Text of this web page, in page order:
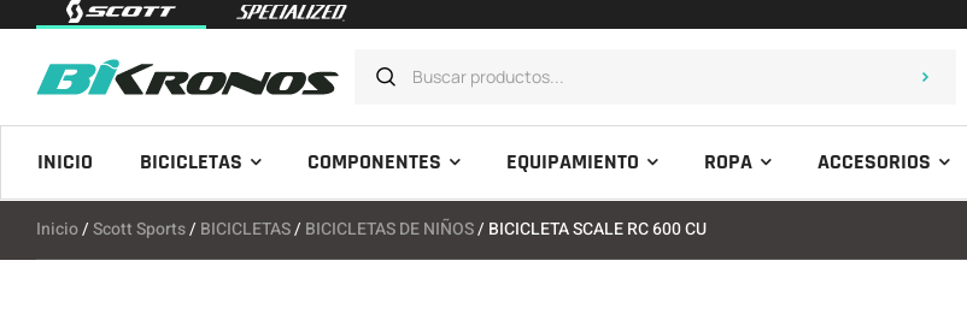
INICIO BICICLETAS COMPONENTES EQUIPAMIENTO ROPA ACCESORIOS
Inicio/Scott Sports/ BICICLETAS/ BICICLETAS DE NIÑOS/ BICICLETA SCALE RC 600 CU